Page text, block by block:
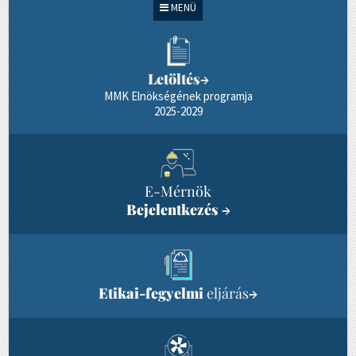
MENÜ
Letöltés→
MMK Elnökségének programja
2025-2029
E-Mérnök
Bejelentkezés →
Etikai-fegyelmi eljárás→